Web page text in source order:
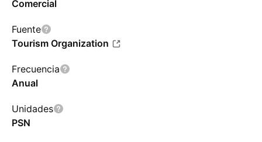
Comercial
Fuente
Tourism Organization
Frecuencia
Anual
Unidades
PSN